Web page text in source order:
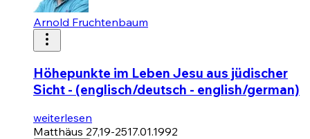
Arnold Fruchtenbaum
Höhepunkte im Leben Jesu aus jüdischer
Sicht - (englisch/deutsch - english/german)
weiterlesen
Matthäus 27,19-2517.01.1992